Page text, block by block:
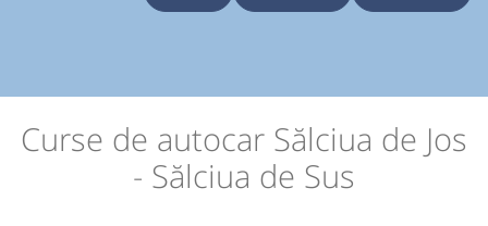
Curse de autocar Sălciua de Jos
- Sălciua de Sus